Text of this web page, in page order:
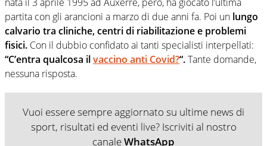
partita con gli arancioni a marzo di due anni fa. Poi un lungo
calvario tra cliniche, centri di riabilitazione e problemi
fisici. Con il dubbio confidato ai tanti specialisti interpellati:
“C’entra qualcosa ilvaccino anti Covid?“.Tante domande,
nessuna risposta.
Vuoi essere sempre aggiornato su ultime news di
sport, risultati ed eventi live? Iscriviti al nostro
canaleWhatsApp